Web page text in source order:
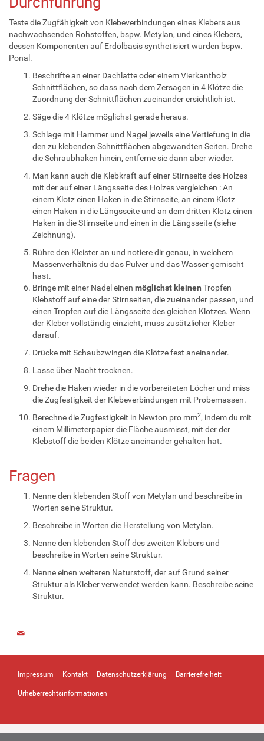
Teste die Zugfähigkeit von Klebeverbindungen eines Klebers aus
nachwachsenden Rohstoffen, bspw. Metylan, und eines Klebers,
dessen Komponenten auf Erdölbasis synthetisiert wurden bspw.
Ponal.
Beschrifte an einer Dachlatte oder einem Vierkantholz
Schnittflächen, so dass nach dem Zersägen in 4 Klötze die
Zuordnung der Schnittflächen zueinander ersichtlich ist.
Säge die 4 Klötze möglichst gerade heraus.
Schlage mit Hammer und Nagel jeweils eine Vertiefung in die
den zu klebenden Schnittflächen abgewandten Seiten. Drehe
die Schraubhaken hinein, entferne sie dann aber wieder.
Man kann auch die Klebkraft auf einer Stirnseite des Holzes
mit der auf einer Längsseite des Holzes vergleichen : An
einem Klotz einen Haken in die Stirnseite, an einem Klotz
einen Haken in die Längsseite und an dem dritten Klotz einen
Haken in die Stirnseite und einen in die Längsseite (siehe
Zeichnung).
Rühre den Kleister an und notiere dir genau, in welchem
Massenverhältnis du das Pulver und das Wasser gemischt
hast.
Bringe mit einer Nadel einen möglichst kleinen Tropfen
Klebstoff auf eine der Stirnseiten, die zueinander passen, und
einen Tropfen auf die Längsseite des gleichen Klotzes. Wenn
der Kleber vollständig einzieht, muss zusätzlicher Kleber
darauf.
Drücke mit Schaubzwingen die Klötze fest aneinander.
Lasse über Nacht trocknen.
Drehe die Haken wieder in die vorbereiteten Löcher und miss
die Zugfestigkeit der Klebeverbindungen mit Probemassen.
Berechne die Zugfestigkeit in Newton pro mm2, indem du mit
einem Millimeterpapier die Fläche ausmisst, mit der der
Klebstoff die beiden Klötze aneinander gehalten hat.
Fragen
Nenne den klebenden Stoff von Metylan und beschreibe in
Worten seine Struktur.
Beschreibe in Worten die Herstellung von Metylan.
Nenne den klebenden Stoff des zweiten Klebers und
beschreibe in Worten seine Struktur.
Nenne einen weiteren Naturstoff, der auf Grund seiner
Struktur als Kleber verwendet werden kann. Beschreibe seine
Struktur.
Impressum Kontakt Datenschutzerklärung Barrierefreiheit
Urheberrechtsinformationen